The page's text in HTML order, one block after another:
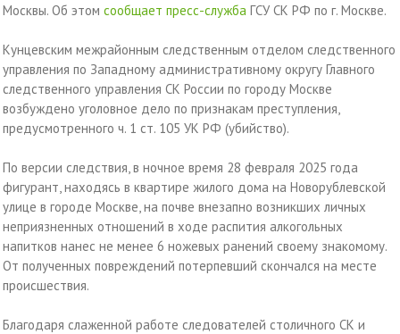
Москвы. Об этом сообщает пресс-служба ГСУ СК РФ по г. Москве.
Кунцевским межрайонным следственным отделом следственного
управления по Западному административному округу Главного
следственного управления СК России по городу Москве
возбуждено уголовное дело по признакам преступления,
предусмотренного ч. 1 ст. 105 УК РФ (убийство).
По версии следствия, в ночное время 28 февраля 2025 года
фигурант, находясь в квартире жилого дома на Новорублевской
улице в городе Москве, на почве внезапно возникших личных
неприязненных отношений в ходе распития алкогольных
напитков нанес не менее 6 ножевых ранений своему знакомому.
От полученных повреждений потерпевший скончался на месте
происшествия.
Благодаря слаженной работе следователей столичного СК и